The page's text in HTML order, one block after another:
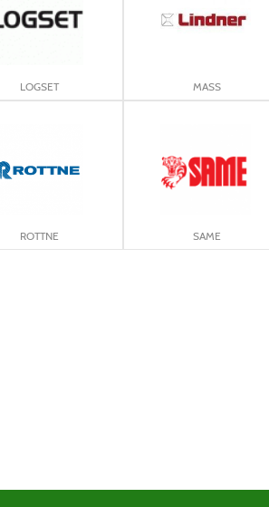
LOGSET MASS
ROTTNE SAME